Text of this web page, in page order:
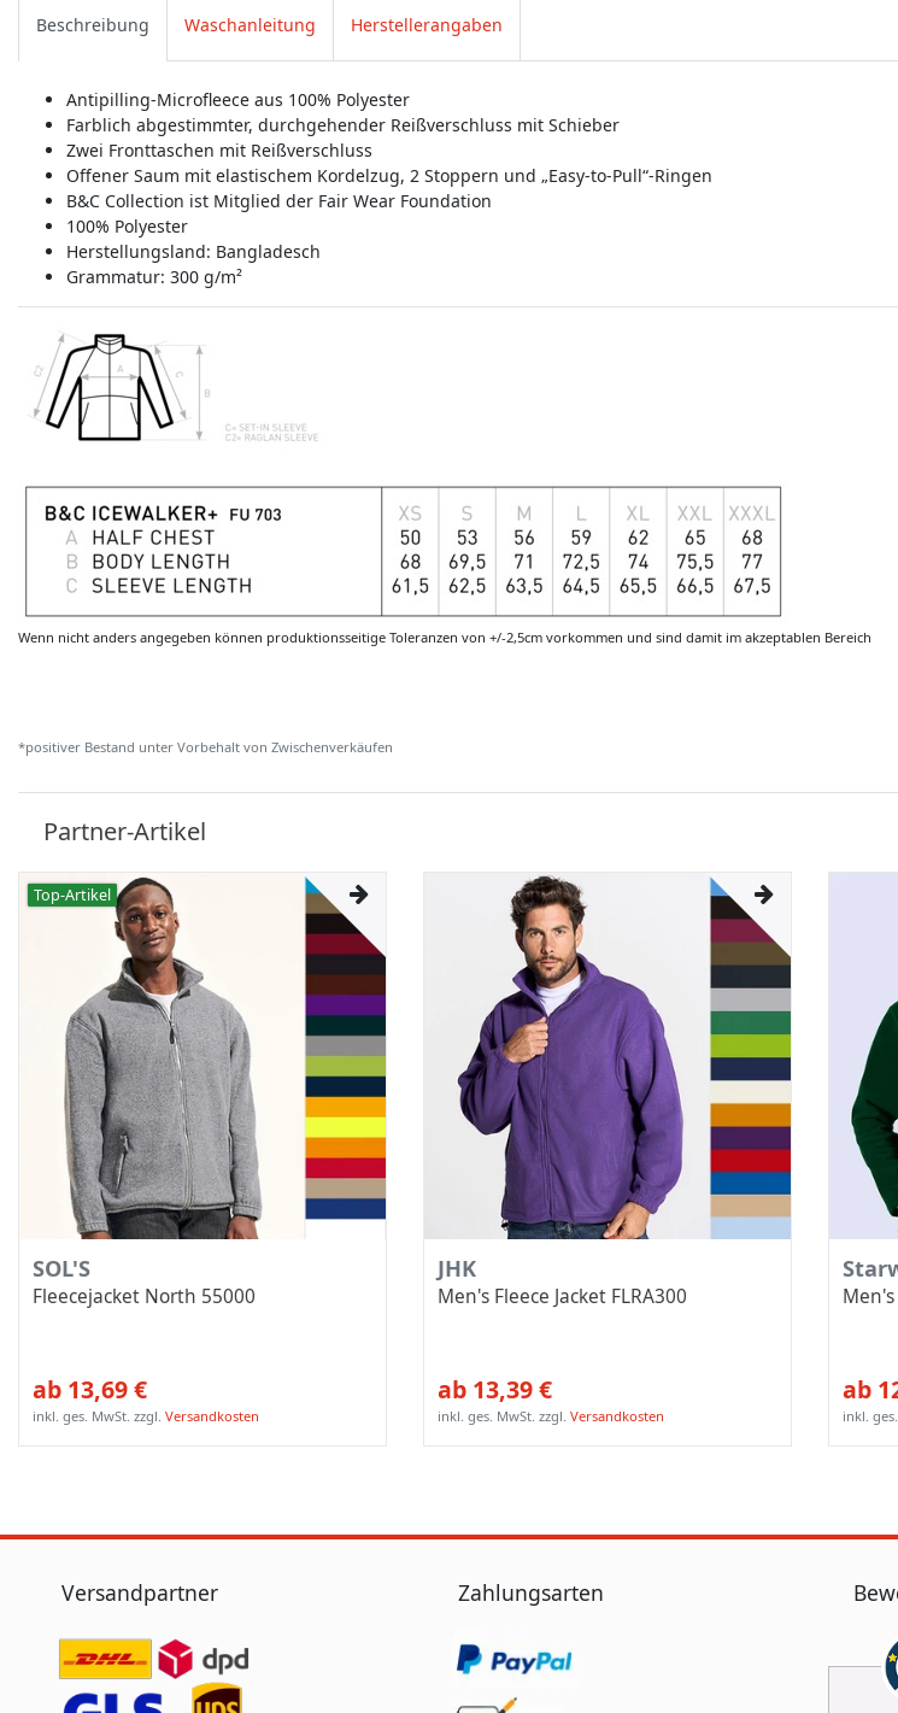
Beschreibung Waschanleitung Herstellerangaben
Antipilling-Microfleece aus 100% Polyester
Farblich abgestimmter, durchgehender Reißverschluss mit Schieber
Zwei Fronttaschen mit Reißverschluss
Offener Saum mit elastischem Kordelzug, 2 Stoppern und „Easy-to-Pull“-Ringen
B&C Collection ist Mitglied der Fair Wear Foundation
100% Polyester
Herstellungsland: Bangladesch
Grammatur: 300 g/m²
Wenn nicht anders angegeben können produktionsseitige Toleranzen von +/-2,5cm vorkommen und sind damit im akzeptablen Bereich
*positiver Bestand unter Vorbehalt von Zwischenverkäufen
Partner-Artikel
Top-Artikel
SOL'S
Fleecejacket North 55000
ab 13,69 €
inkl. ges. MwSt. zzgl.Versandkosten
JHK
Men's Fleece Jacket FLRA300
ab 13,39 €
inkl. ges. MwSt. zzgl.Versandkosten
Men's
ab
inkl.
Versandpartner Zahlungsarten